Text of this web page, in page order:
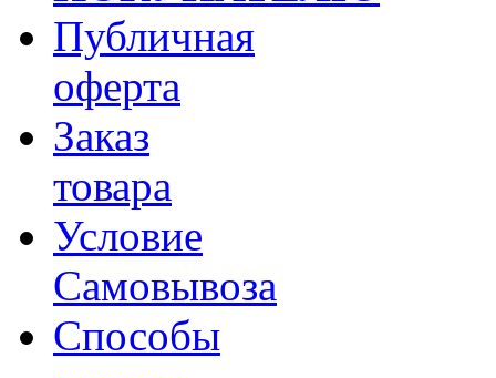
Публичная
оферта
Заказ
товара
Условие
Самовывоза
Способы